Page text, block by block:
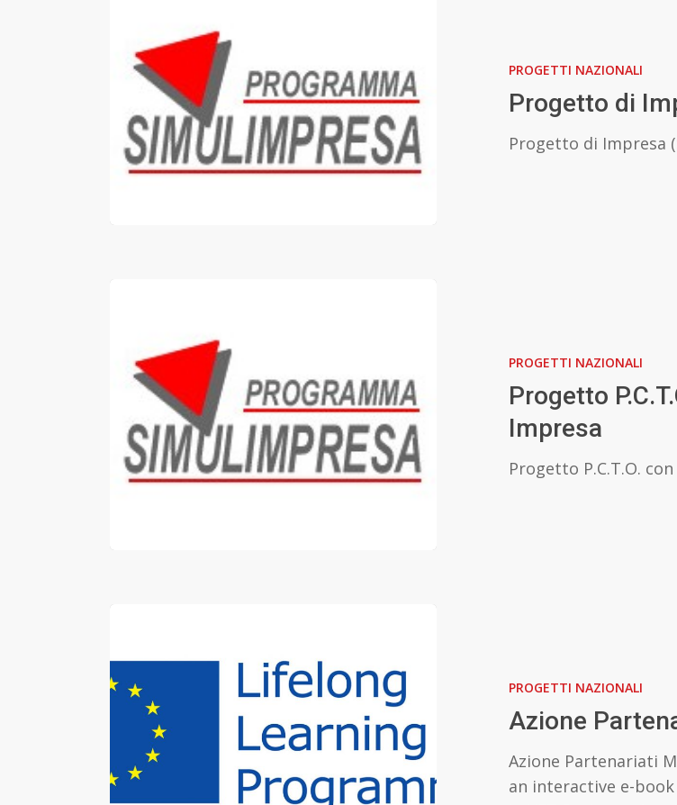
Meccanico)
PROGETTI NAZIONALI
Progetto di
Progetto di Impresa
Simulazione
PROGETTI NAZIONALI
Progetto
Impresa
Progetto P.C.T.O.
PROGETTI NAZIONALI
Azione
Azione Partenariati
an interactive e-